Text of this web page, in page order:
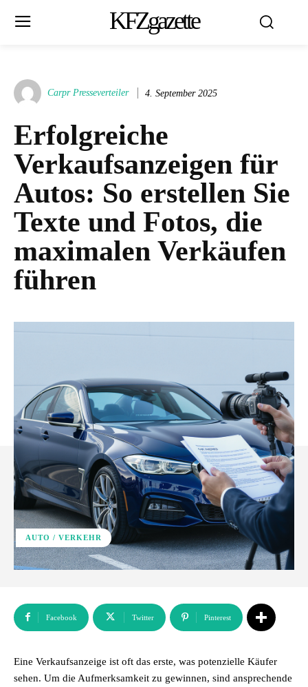
KFZgazette
Carpr Presseverteiler 4. September 2025
Erfolgreiche
Verkaufsanzeigen für
Autos: So erstellen Sie
Texte und Fotos, die
maximalen Verkäufen
führen
AUTO / VERKEHR
Facebook Twitter Pinterest
Eine Verkaufsanzeige ist oft das erste, was potenzielle Käufer
sehen. Um die Aufmerksamkeit zu gewinnen, sind ansprechende